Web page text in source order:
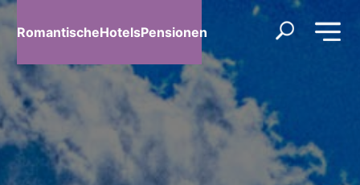
RomantischeHotelsPensionen